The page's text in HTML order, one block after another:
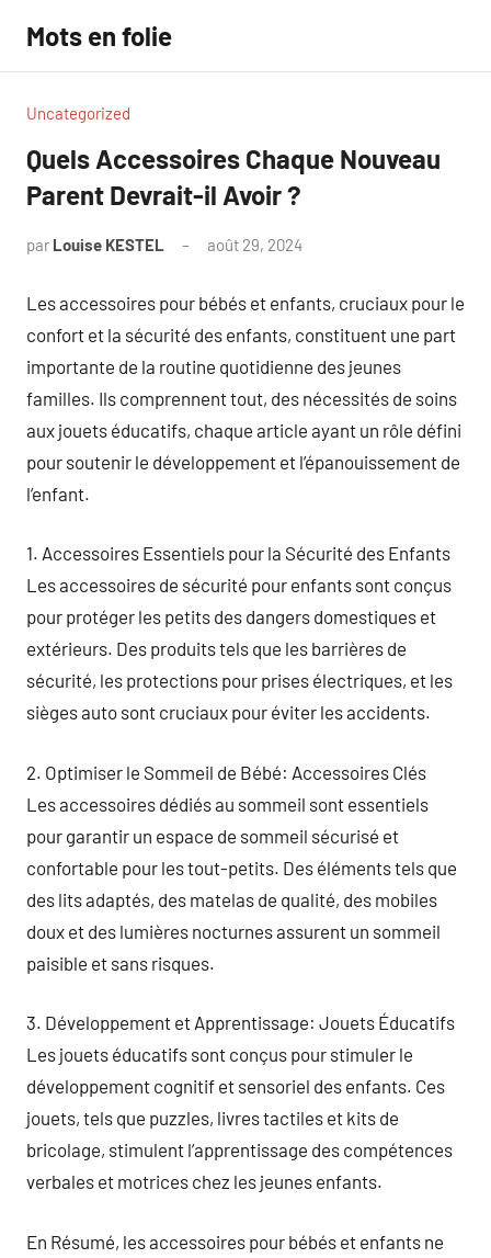
contenu
Mots en folie
Uncategorized
Quels Accessoires Chaque Nouveau
Parent Devrait-il Avoir ?
par Louise KESTEL août 29, 2024
Les accessoires pour bébés et enfants, cruciaux pour le
confort et la sécurité des enfants, constituent une part
importante de la routine quotidienne des jeunes
familles. Ils comprennent tout, des nécessités de soins
aux jouets éducatifs, chaque article ayant un rôle défini
pour soutenir le développement et l’épanouissement de
l’enfant.
1. Accessoires Essentiels pour la Sécurité des Enfants
Les accessoires de sécurité pour enfants sont conçus
pour protéger les petits des dangers domestiques et
extérieurs. Des produits tels que les barrières de
sécurité, les protections pour prises électriques, et les
sièges auto sont cruciaux pour éviter les accidents.
2. Optimiser le Sommeil de Bébé: Accessoires Clés
Les accessoires dédiés au sommeil sont essentiels
pour garantir un espace de sommeil sécurisé et
confortable pour les tout-petits. Des éléments tels que
des lits adaptés, des matelas de qualité, des mobiles
doux et des lumières nocturnes assurent un sommeil
paisible et sans risques.
3. Développement et Apprentissage: Jouets Éducatifs
Les jouets éducatifs sont conçus pour stimuler le
développement cognitif et sensoriel des enfants. Ces
jouets, tels que puzzles, livres tactiles et kits de
bricolage, stimulent l’apprentissage des compétences
verbales et motrices chez les jeunes enfants.
En Résumé, les accessoires pour bébés et enfants ne